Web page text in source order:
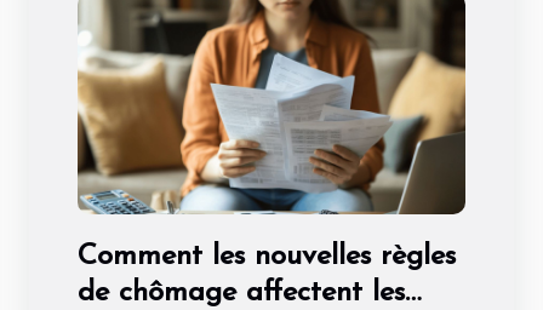
Comment les nouvelles règles
de chômage affectent les